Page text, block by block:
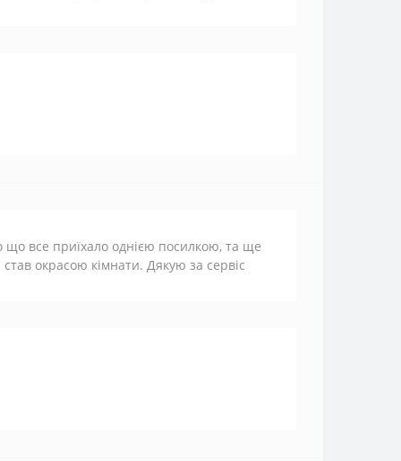
що все приїхало однією посилкою, та ще
окрасою кімнати. Дякую за сервіс